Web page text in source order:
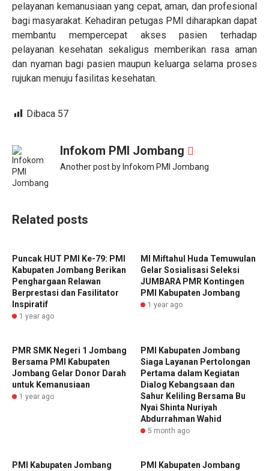
pelayanan kemanusiaan yang cepat, aman, dan profesional
bagi masyarakat. Kehadiran petugas PMI diharapkan dapat
membantu mempercepat akses pasien terhadap
pelayanan kesehatan sekaligus memberikan rasa aman
dan nyaman bagi pasien maupun keluarga selama proses
rujukan menuju fasilitas kesehatan.
Dibaca 57
Infokom PMI Jombang
Another post by Infokom PMI Jombang
Related posts
Puncak HUT PMI Ke-79: PMI
Kabupaten Jombang Berikan
Penghargaan Relawan
Berprestasi dan Fasilitator
Inspiratif
1 year ago
MI Miftahul Huda Temuwulan
Gelar Sosialisasi Seleksi
JUMBARA PMR Kontingen
PMI Kabupaten Jombang
1 year ago
PMR SMK Negeri 1 Jombang
Bersama PMI Kabupaten
Jombang Gelar Donor Darah
untuk Kemanusiaan
1 year ago
PMI Kabupaten Jombang
Siaga Layanan Pertolongan
Pertama dalam Kegiatan
Dialog Kebangsaan dan
Sahur Keliling Bersama Bu
Nyai Shinta Nuriyah
Abdurrahman Wahid
5 month ago
PMI Kabupaten Jombang
PMI Kabupaten Jombang